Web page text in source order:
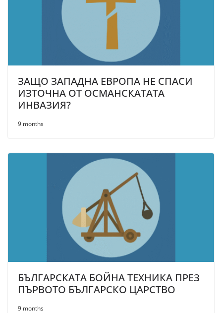
ЗАЩО ЗАПАДНА ЕВРОПА НЕ СПАСИ
ИЗТОЧНА ОТ ОСМАНСКАТАТА
ИНВАЗИЯ?
9 months
БЪЛГАРСКАТА БОЙНА ТЕХНИКА ПРЕЗ
ПЪРВОТО БЪЛГАРСКО ЦАРСТВО
9 months